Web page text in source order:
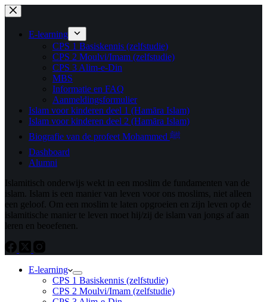
Ga
naar
inhoud
E-learning
CPS 1 Basiskennis (zelfstudie)
CPS 2 Moulvi/Imam (zelfstudie)
CPS 3 Alim-e-Din
MBS
Informatie en FAQ
Aanmeldingsformulier
Islam voor kinderen deel 1 (Hamāra Islam)
Islam voor kinderen deel 2 (Hamāra Islam)
Biografie van de profeet Mohammed ﷺ
Dashboard
Alumni
Islamitisch onderwijs wekt in een moslim de fundamenten van de
islam. Islam is een manier van leven voor ons moslims, niet alleen
een geloof. Om een ​​moslim te laten opgroeien en zijn leven op de
islamitische manier te leven moet hij/zij de islam van jongs af aan
leren en beoefenen.
E-learning
CPS 1 Basiskennis (zelfstudie)
CPS 2 Moulvi/Imam (zelfstudie)